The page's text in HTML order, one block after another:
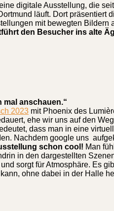
digitale Ausstellung, die
läuft. Dort präsentiert
mit bewegten Bildern
den Besucher ins alte
mal anschauen.“
2023 mit Phoenix des
ehe wir uns auf den
dass man in eine
Nachdem google uns
schon cool! Man
in den dargestellten
sorgt für Atmosphäre. Es
ohne dabei in der Halle